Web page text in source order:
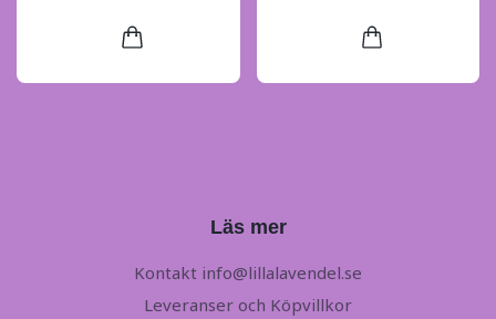
Läs mer
Kontakt info@lillalavendel.se
Leveranser och Köpvillkor